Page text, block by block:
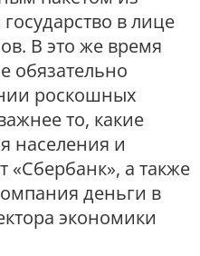
в лице
В это же время
обязательно
роскошных
то, какие
населения и
«Сбербанк», а также
деньги в
экономики